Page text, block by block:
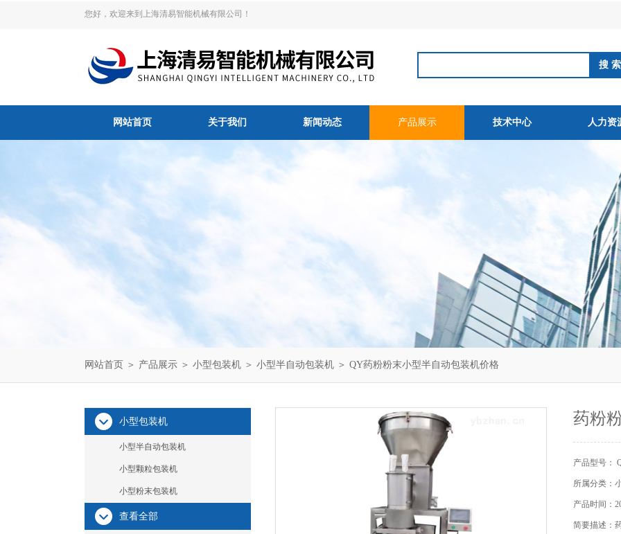
您好，欢迎来到上海清易智能机械有限公司！
网站首页 关于我们 新闻动态 产品展示 技术中心 人力资
网站首页 ＞ 产品展示 ＞ 小型包装机 ＞ 小型半自动包装机 ＞ QY药粉粉末小型半自动包装机价格
小型包装机
小型半自动包装机
小型颗粒包装机
小型粉末包装机
查看全部
药粉
产品型号：
所属分类：
产品时间：
简要描述：